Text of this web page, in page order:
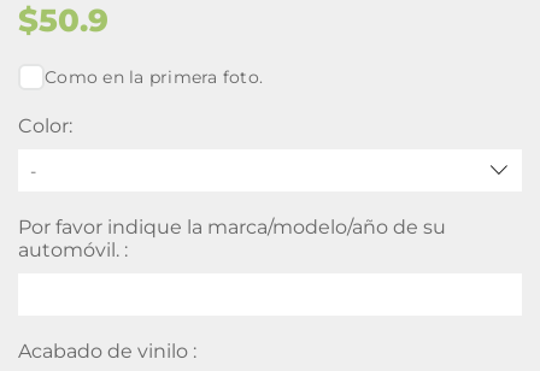
$50.9
Como en la primera foto.
Color:
-
Por favor indique la marca/modelo/año de su
automóvil. :
Acabado de vinilo :